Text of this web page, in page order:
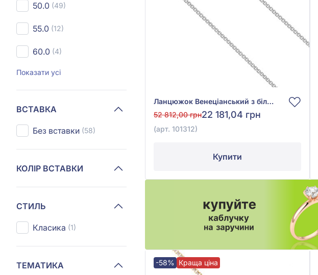
50.0 (49)
55.0 (12)
60.0 (4)
Показати усі
ВСТАВКА
Без вставки (58)
КОЛІР ВСТАВКИ
СТИЛЬ
Класика (1)
ТЕМАТИКА
Ланцюжок Венеціанський з білого золота 585°, арт. 101312
52 812,00 грн22 181,04 грн
(арт. 101312)
Купити
-58% Краща ціна